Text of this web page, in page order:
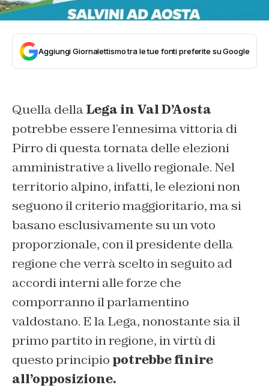
Aggiungi Giornalettismo tra le tue fonti preferite su Google
Quella dellaLega in Val D’Aosta
potrebbe essere l’ennesima vittoria di
Pirro di questa tornata delle elezioni
amministrative a livello regionale. Nel
territorio alpino, infatti, le elezioni non
seguono il criterio maggioritario, ma si
basano esclusivamente su un voto
proporzionale, con il presidente della
regione che verrà scelto in seguito ad
accordi interni alle forze che
comporranno il parlamentino
valdostano. E la Lega, nonostante sia il
primo partito in regione, in virtù di
questo principio potrebbe finire
all’opposizione.